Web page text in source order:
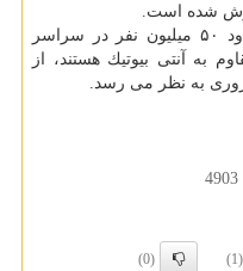
شده است.
محققان تاكید می كنند هم اكنون حدود ۵۰ میلیون نفر در سراسر
به آنتی بیوتیك هستند، از
به نظر می رسد.
4903
(1)
(0)